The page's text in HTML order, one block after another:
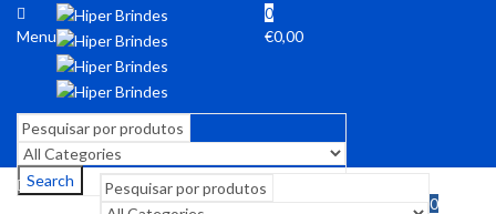
Menu
0
€0,00
Search
0